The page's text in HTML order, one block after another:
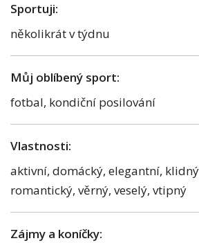
Sportuji:
několikrát v týdnu
Můj oblíbený sport:
fotbal, kondiční posilování
Vlastnosti:
aktivní, domácký, elegantní,
romantický, věrný, veselý, vtipný
Zájmy a koníčky: